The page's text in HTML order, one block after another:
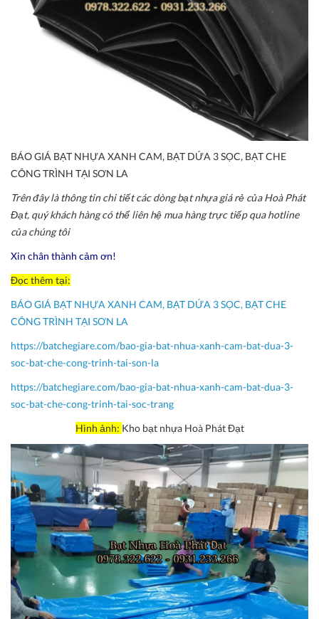
BÁO GIÁ BẠT NHỰA XANH CAM, BẠT DỨA 3 SỌC, BẠT CHE
CÔNG TRÌNH TẠI SƠN LA
Trên đây là thông tin chi tiết các dòng bạt nhựa giá rẻ của Hoà Phát
Đạt, quý khách hàng có thể liên hệ mua hàng trực tiếp qua hotline
của chúng tôi
Xin chân thành cảm ơn!
Đọc thêm tại:
BÁO GIÁ BẠT NHỰA XANH CAM, BẠT DỨA 3 SỌC, BẠT CHE
CÔNG TRÌNH TẠI SƠN LA
https://batchegiare.com/bao-gia-bat-nhua-xanh-cam-bat-dua-3-
soc-bat-che-cong-trinh-tai-son-la
https://batchegiare.com/bao-gia-bat-nhua-xanh-cam-bat-dua-3-
soc-bat-che-cong-trinh-tai-soc-trang
Hình ảnh: Kho bạt nhựa Hoà Phát Đạt